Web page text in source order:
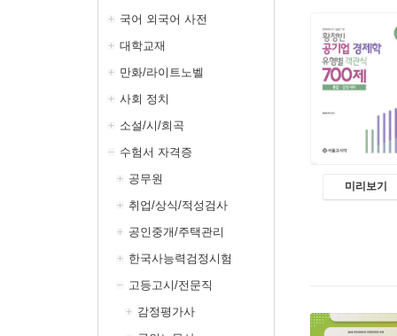
국어 외국어 사전
대학교재
만화/라이트노벨
사회 정치
소설/시/희곡
수험서 자격증
공무원
취업/상식/적성검사
공인중개/주택관리
한국사능력검정시험
고등고시/전문직
감정평가사
미리보기